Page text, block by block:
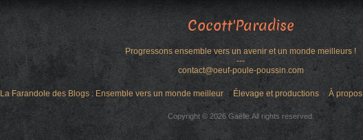
Cocott'Paradise
Progressons ensemble vers un avenir et un monde meilleurs !
---
contact@oeuf-poule-poussin.com
La Farandole des Blogs : Ensemble vers un monde meilleur Élevage et productions À propos
Copyright © 2026 Gaëlle.All rights reserved.